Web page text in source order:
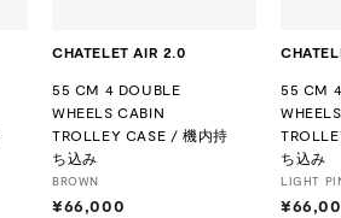
CHATELET AIR 2.0
55 CM 4 DOUBLE
WHEELS CABIN
TROLLEY CASE / 機内持
ち込み
BROWN
¥66,000
55 CM
ち込み
LIGHT